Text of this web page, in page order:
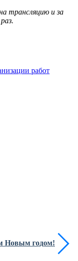
трансляцию и за
работ
Новым годом!